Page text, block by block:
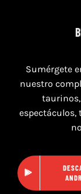
Sumérgete
nuestro